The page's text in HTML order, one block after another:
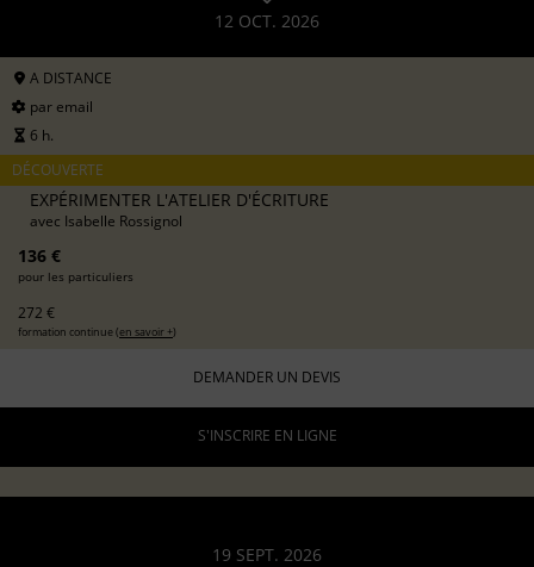
12 OCT. 2026
A DISTANCE
par email
6 h.
DÉCOUVERTE
EXPÉRIMENTER L'ATELIER D'ÉCRITURE
avec Isabelle Rossignol
136 €
pour les particuliers
272 €
formation continue (en savoir +)
DEMANDER UN DEVIS
S'INSCRIRE EN LIGNE
19 SEPT. 2026